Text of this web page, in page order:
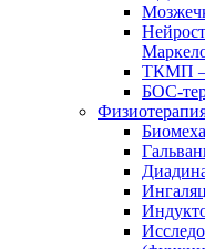
ТКМП —
БОС-